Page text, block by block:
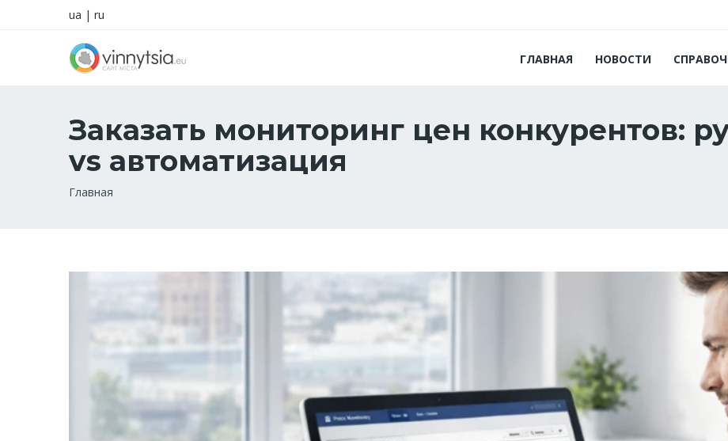
ua | ru
ГЛАВНАЯ НОВОСТИ
Заказать мониторинг цен конкурентов:
vs автоматизация
Строка
Главная